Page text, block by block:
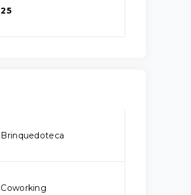
25
Brinquedoteca
Coworking